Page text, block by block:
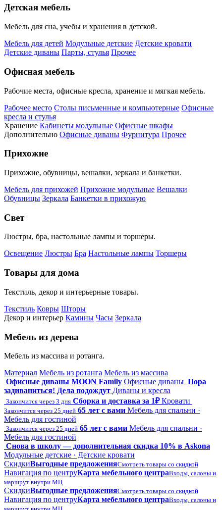
Детская мебель
Мебель для сна, учебы и хранения в детской.
Мебель для детей Модульные детские Детские кровати
Детские диваны Парты, стулья Прочее
Офисная мебель
Рабочие места, офисные кресла, хранение и мягкая мебель.
Рабочее место Столы письменные и компьютерные Офисные
кресла и стулья
Хранение Кабинеты модульные Офисные шкафы
Дополнительно Офисные диваны Фурнитура Прочее
Прихожие
Прихожие, обувницы, вешалки, зеркала и банкетки.
Мебель для прихожей Прихожие модульные Вешалки
Обувницы Зеркала Банкетки в прихожую
Свет
Люстры, бра, настольные лампы и торшеры.
Освещение Люстры Бра Настольные лампы Торшеры
Товары для дома
Текстиль, декор и интерьерные товары.
Текстиль Ковры Шторы
Декор и интерьер Камины Часы Зеркала
Мебель из дерева
Мебель из массива и ротанга.
Материал Мебель из ротанга Мебель из массива
Офисные диваны MOON Family Офисные диваны Пора
задиваниться! Дела подождут Диваны и кресла
Закончится через 3 дня Сборка и доставка за 1₽ Кровати
Закончится через 25 дней 65 лет с вами Мебель для спальни ·
Мебель для гостиной
Закончится через 25 дней 65 лет с вами Мебель для спальни ·
Мебель для гостиной
Снова в школу — дополнительная скидка 10% в Askona
Модульные детские · Детские кровати
СкидкиВыгодные предложенияСмотреть товары со скидкой
Навигация по центруКарта мебельного центраВходы, салоны и
маршрут внутри МЦ
СкидкиВыгодные предложенияСмотреть товары со скидкой
Навигация по центруКарта мебельного центраВходы, салоны и